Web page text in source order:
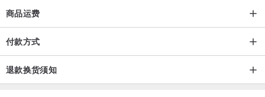
商品运费
付款方式
退款换货须知